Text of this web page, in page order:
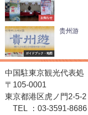
お知らせ
ガイドブック・地図
贵州游
中国駐東京観光代表処
〒105-0001
東京都港区虎ノ門2-
TEL ：03-3591-8686